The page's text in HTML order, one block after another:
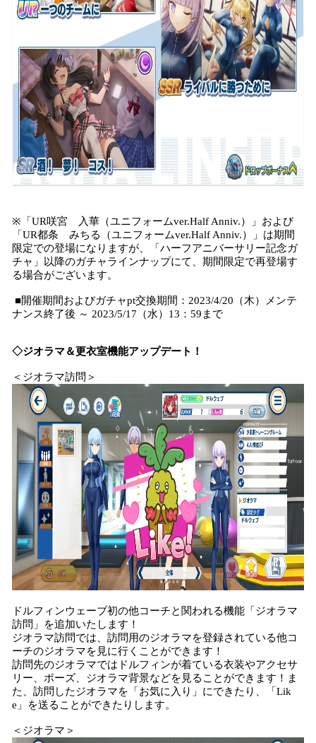
※「UR咲宮 入華（ユニフォームver.Half Anniv.）」および
「UR都条 みちる（ユニフォームver.Half Anniv.）」は期間
限定での登場になりますが、「ハーフアニバーサリー記念ガ
チャ」以降のガチャラインナップにて、期間限定で再登場す
る場合がございます。
■開催期間およびガチャpt交換期間：2023/4/20（木）メンテ
ナンス終了後 ～ 2023/5/17（水）13：59まで
◇ジオラマ＆更衣室機能アップデート！
＜ジオラマ訪問＞
ドルフィンウェーブ初の他コーチと関われる機能「ジオラマ
訪問」を追加いたします！
ジオラマ訪問では、訪問用のジオラマを登録されている他コ
ーチのジオラマを見に行くことができます！
訪問先のジオラマではドルフィンが着ている衣装やアクセサ
リー、ポーズ、ジオラマ背景などを見ることができます！ま
た、訪問したジオラマを「お気に入り」にできたり、「Lik
e」を送ることができたりします。
＜ジオラマ＞